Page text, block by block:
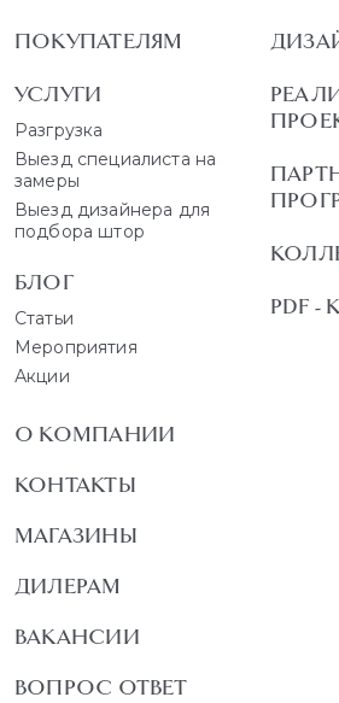
ПОКУПАТЕЛЯМ
УСЛУГИ
Разгрузка
Выезд специалиста на
замеры
Выезд дизайнера для
подбора штор
БЛОГ
Статьи
Мероприятия
Акции
PDF -
О КОМПАНИИ
КОНТАКТЫ
МАГАЗИНЫ
ДИЛЕРАМ
ВАКАНСИИ
ВОПРОС ОТВЕТ